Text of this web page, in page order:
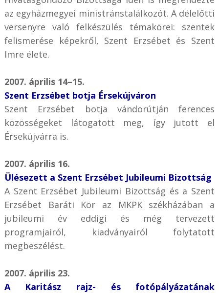
az egyházmegyei ministránstalálkozót. A délelőtti
versenyre való felkészülés témakörei: szentek
felismerése képekről, Szent Erzsébet és Szent
Imre élete.
2007. április 14–15.
Szent Erzsébet botja Érsekújváron
Szent Erzsébet botja vándorútján ferences
közösségeket látogatott meg, így jutott el
Érsekújvárra is.
2007. április 16.
Ülésezett a Szent Erzsébet Jubileumi Bizottság
A Szent Erzsébet Jubileumi Bizottság és a Szent
Erzsébet Baráti Kör az MKPK székházában a
jubileumi év eddigi és még tervezett
programjairól, kiadványairól folytatott
megbeszélést.
2007. április 23.
A Karitász rajz- és fotópályázatának